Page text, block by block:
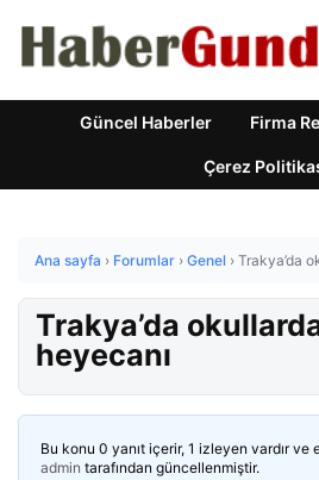
Güncel Haberler Firma
Çerez
Ana sayfa › Forumlar › Genel › Trakya’da
Trakya’da
heyecanı
Bu konu 0 yanıt içerir, 1 izleyen vardır ve
admin tarafından güncellenmiştir.